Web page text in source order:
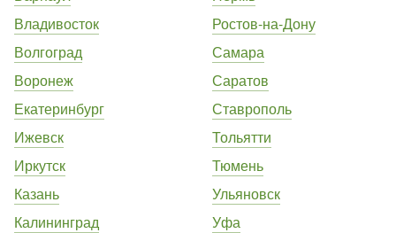
Владивосток
Волгоград
Воронеж
Екатеринбург
Ижевск
Иркутск
Казань
Калининград
Ростов-на-Дону
Самара
Саратов
Ставрополь
Тольятти
Тюмень
Ульяновск
Уфа